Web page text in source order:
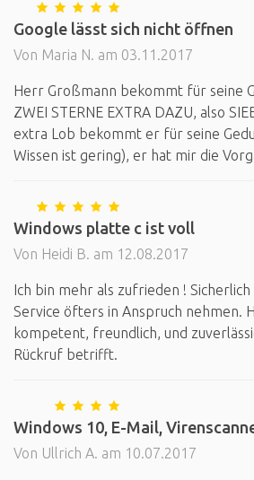
Google lässt sich nicht öffnen
Von Maria N. am 03.11.2017
Herr Großmann bekommt für seine
ZWEI STERNE EXTRA DAZU, also
extra Lob bekommt er für seine
Wissen ist gering), er hat mir die
Windows platte c ist voll
Von Heidi B. am 12.08.2017
Ich bin mehr als zufrieden !
Service öfters in Anspruch nehmen.
kompetent, freundlich, und
Rückruf betrifft.
Windows 10, E-Mail,
Von Ullrich A. am 10.07.2017